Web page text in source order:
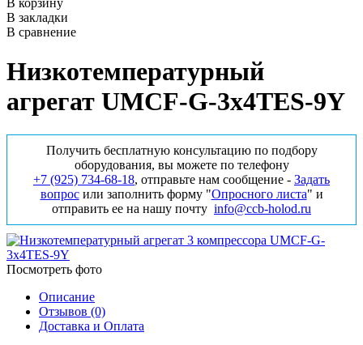
В закладки
В сравнение
Низкотемпературный
агрегат UMCF-G-3х4TES-9Y
Получить бесплатную консультацию по подбору
оборудования, вы можете по телефону
+7 (925) 734‑68‑18, отправьте нам сообщение - Задать
вопросили заполнить форму "Опросного листа" и
отправить ее на нашу почту info@ccb-holod.ru
Посмотреть фото
Описание
Отзывов (0)
Доставка и Оплата